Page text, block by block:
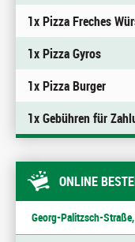
1x Pizza Freches
1x Pizza Gyros
1x Pizza Burger
1x Gebühren für
ONLINE
Georg-Palitzsch-